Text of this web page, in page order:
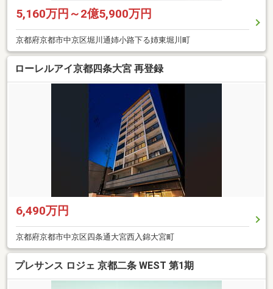
5,160万円～2億5,900万円
京都府京都市中京区堀川通姉小路下る姉東堀川町
ローレルアイ京都四条大宮 再登録
6,490万円
京都府京都市中京区四条通大宮西入錦大宮町
プレサンス ロジェ 京都二条 WEST 第1期